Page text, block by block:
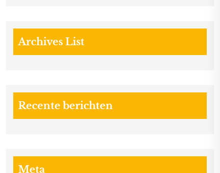
Archives List
Recente berichten
Meta